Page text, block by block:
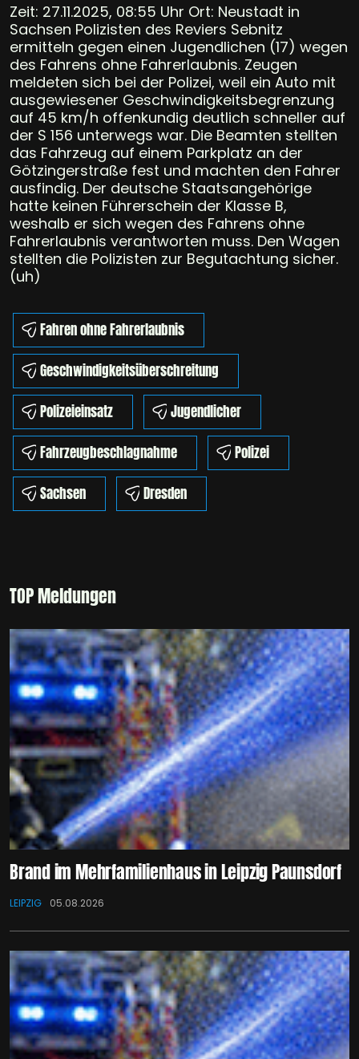
Zeit: 27.11.2025, 08:55 Uhr Ort: Neustadt in
Sachsen Polizisten des Reviers Sebnitz
ermitteln gegen einen Jugendlichen (17) wegen
des Fahrens ohne Fahrerlaubnis. Zeugen
meldeten sich bei der Polizei, weil ein Auto mit
ausgewiesener Geschwindigkeitsbegrenzung
auf 45 km/h offenkundig deutlich schneller auf
der S 156 unterwegs war. Die Beamten stellten
das Fahrzeug auf einem Parkplatz an der
Götzingerstraße fest und machten den Fahrer
ausfindig. Der deutsche Staatsangehörige
hatte keinen Führerschein der Klasse B,
weshalb er sich wegen des Fahrens ohne
Fahrerlaubnis verantworten muss. Den Wagen
stellten die Polizisten zur Begutachtung sicher.
(uh)
Fahren ohne Fahrerlaubnis
Geschwindigkeitsüberschreitung
Polizeieinsatz
Jugendlicher
Fahrzeugbeschlagnahme
Polizei
Sachsen
Dresden
TOP Meldungen
Brand im Mehrfamilienhaus in Leipzig Paunsdorf
LEIPZIG 05.08.2026